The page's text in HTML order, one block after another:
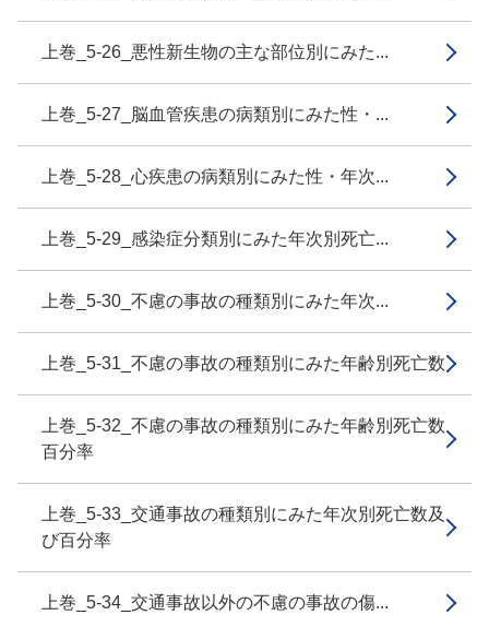
上巻_5-26_悪性新生物の主な部位別にみた...
上巻_5-27_脳血管疾患の病類別にみた性・...
上巻_5-28_心疾患の病類別にみた性・年次...
上巻_5-29_感染症分類別にみた年次別死亡...
上巻_5-30_不慮の事故の種類別にみた年次...
上巻_5-31_不慮の事故の種類別にみた年齢別死亡数
上巻_5-32_不慮の事故の種類別にみた年齢別死亡数
百分率
上巻_5-33_交通事故の種類別にみた年次別死亡数及
び百分率
上巻_5-34_交通事故以外の不慮の事故の傷...